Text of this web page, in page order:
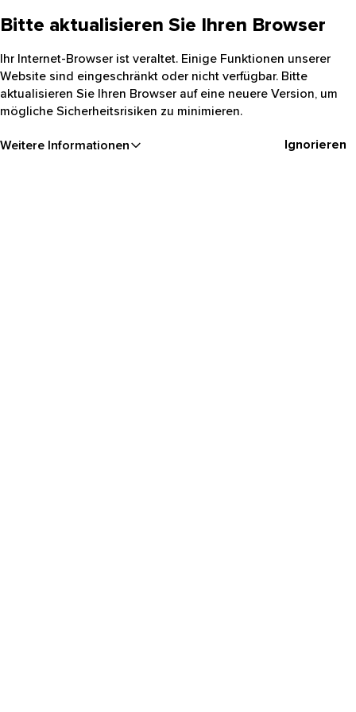
Bitte aktualisieren Sie Ihren Browser
Ihr Internet-Browser ist veraltet. Einige Funktionen unserer
Website sind eingeschränkt oder nicht verfügbar. Bitte
aktualisieren Sie Ihren Browser auf eine neuere Version, um
mögliche Sicherheitsrisiken zu minimieren.
Weitere Informationen Ignorieren